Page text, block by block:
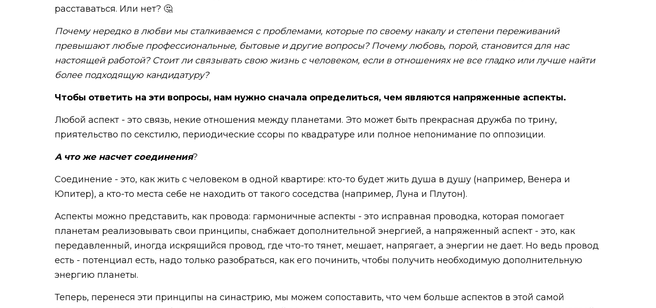
расставаться. Или нет? 🤔
Почему нередко в любви мы сталкиваемся с проблемами, которые по своему накалу и степени переживаний
превышают любые профессиональные, бытовые и другие вопросы? Почему любовь, порой, становится для нас
настоящей работой? Стоит ли связывать свою жизнь с человеком, если в отношениях не все гладко или лучше найти
более подходящую кандидатуру?
Чтобы ответить на эти вопросы, нам нужно сначала определиться, чем являются напряженные аспекты.
Любой аспект - это связь, некие отношения между планетами. Это может быть прекрасная дружба по трину,
приятельство по секстилю, периодические ссоры по квадратуре или полное непонимание по оппозиции.
А что же насчет соединения?
Соединение - это, как жить с человеком в одной квартире: кто-то будет жить душа в душу (например, Венера и
Юпитер), а кто-то места себе не находить от такого соседства (например, Луна и Плутон).
Аспекты можно представить, как провода: гармоничные аспекты - это исправная проводка, которая помогает
планетам реализовывать свои принципы, снабжает дополнительной энергией, а напряженный аспект - это, как
передавленный, иногда искрящийся провод, где что-то тянет, мешает, напрягает, а энергии не дает. Но ведь провод
есть - потенциал есть, надо только разобраться, как его починить, чтобы получить необходимую дополнительную
энергию планеты.
Теперь, перенеся эти принципы на синастрию, мы можем сопоставить, что чем больше аспектов в этой самой